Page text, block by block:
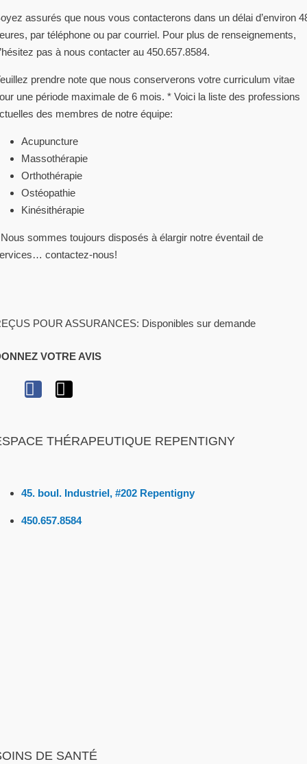
assurés que nous vous contacterons dans un délai d’environ
par téléphone ou par courriel. Pour plus de renseignements,
pas à nous contacter au 450.657.8584.
prendre note que nous conserverons votre curriculum vitae
une période maximale de 6 mois. * Voici la liste des professions
des membres de notre équipe:
Acupuncture
Massothérapie
Orthothérapie
Ostéopathie
Kinésithérapie
sommes toujours disposés à élargir notre éventail de
contactez-nous!
POUR ASSURANCES: Disponibles sur demande
VOTRE AVIS
THÉRAPEUTIQUE REPENTIGNY
45. boul. Industriel, #202 Repentigny
450.657.8584
DE SANTÉ